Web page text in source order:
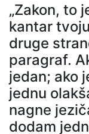
„Zakon, to
kantar
druge
paragraf.
jedan; ako
jednu
nagne
dodam